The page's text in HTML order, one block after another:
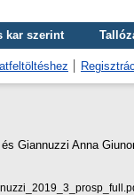
kar szerint
és Giannuzzi Anna